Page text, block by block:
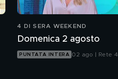
4 DI SERA WEEKEND
Domenica 2 agosto
PUNTATA INTERA 02 ago | Rete 4